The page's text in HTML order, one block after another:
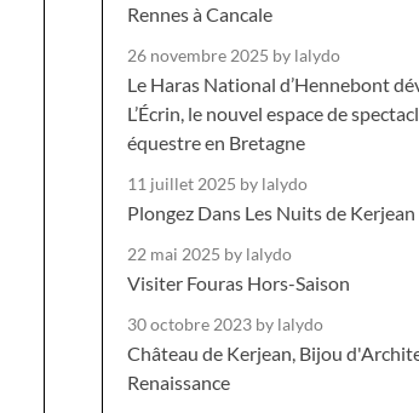
Rennes à Cancale
26 novembre 2025 by lalydo
Le Haras National d’Hennebont
L’Écrin, le nouvel espace de
équestre en Bretagne
11 juillet 2025 by lalydo
Plongez Dans Les Nuits de Kerjean
22 mai 2025 by lalydo
Visiter Fouras Hors-Saison
30 octobre 2023 by lalydo
Château de Kerjean, Bijou
Renaissance